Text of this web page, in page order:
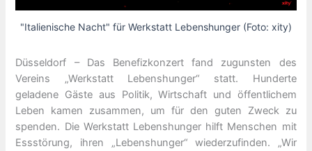
"Italienische Nacht" für Werkstatt Lebenshunger (Foto: xity)
Düsseldorf – Das Benefizkonzert fand zugunsten des
Vereins „Werkstatt Lebenshunger“ statt. Hunderte
geladene Gäste aus Politik, Wirtschaft und öffentlichem
Leben kamen zusammen, um für den guten Zweck zu
spenden. Die Werkstatt Lebenshunger hilft Menschen mit
Essstörung, ihren „Lebenshunger“ wiederzufinden. „Wir